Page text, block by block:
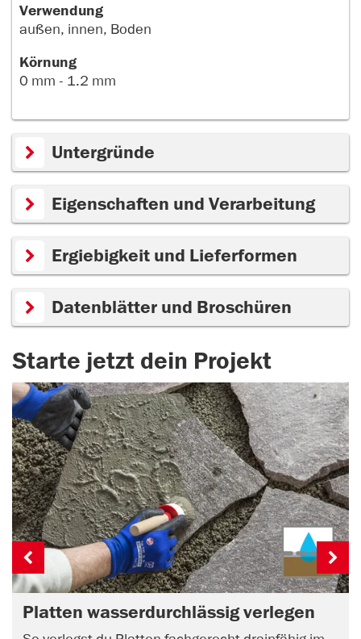
Verwendung
außen, innen, Boden
Körnung
0 mm - 1.2 mm
Untergründe
Eigenschaften und Verarbeitung
Ergiebigkeit und Lieferformen
Datenblätter und Broschüren
Starte jetzt dein Projekt
Platten wasserdurchlässig verlegen